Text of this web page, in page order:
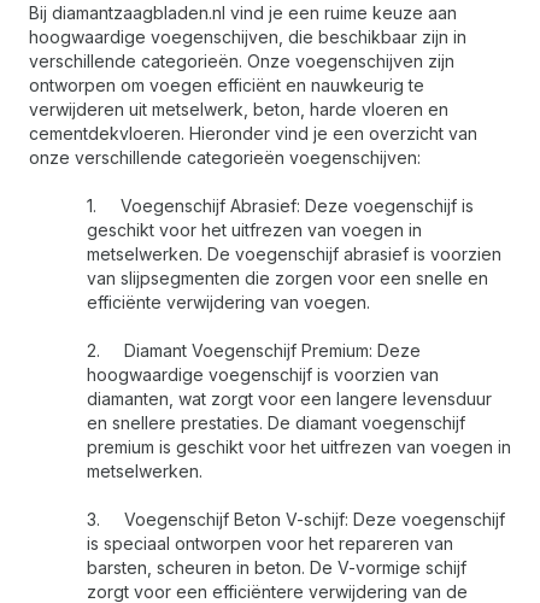
Bij diamantzaagbladen.nl vind je een ruime keuze aan
hoogwaardige voegenschijven, die beschikbaar zijn in
verschillende categorieën. Onze voegenschijven zijn
ontworpen om voegen efficiënt en nauwkeurig te
verwijderen uit metselwerk, beton, harde vloeren en
cementdekvloeren. Hieronder vind je een overzicht van
onze verschillende categorieën voegenschijven:
1.
Voegenschijf Abrasief: Deze voegenschijf is
geschikt voor het uitfrezen van voegen in
metselwerken. De voegenschijf abrasief is voorzien
van slijpsegmenten die zorgen voor een snelle en
efficiënte verwijdering van voegen.
2.
Diamant Voegenschijf Premium: Deze
hoogwaardige voegenschijf is voorzien van
diamanten, wat zorgt voor een langere levensduur
en snellere prestaties. De diamant voegenschijf
premium is geschikt voor het uitfrezen van voegen in
metselwerken.
3.
Voegenschijf Beton V-schijf: Deze voegenschijf
is speciaal ontworpen voor het repareren van
barsten, scheuren in beton. De V-vormige schijf
zorgt voor een efficiëntere verwijdering van de